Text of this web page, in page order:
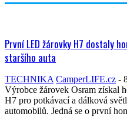
První LED žárovky H7 dostaly
staršího auta
TECHNIKA CamperLIFE.cz -
Výrobce žárovek Osram získal
H7 pro potkávací a dálková
automobilů. Jedná se o první